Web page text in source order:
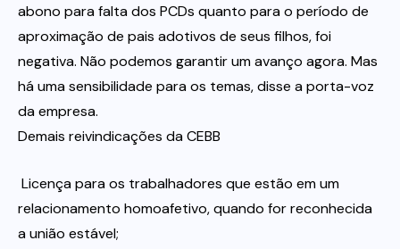
abono para falta dos PCDs quanto para o período de
aproximação de pais adotivos de seus filhos, foi
negativa. Não podemos garantir um avanço agora. Mas
há uma sensibilidade para os temas, disse a porta-voz
da empresa.
Demais reivindicações da CEBB
 Licença para os trabalhadores que estão em um
relacionamento homoafetivo, quando for reconhecida
a união estável;